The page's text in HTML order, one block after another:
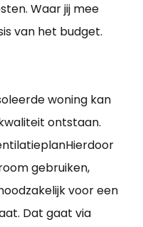
Waar jij mee
van het budget.
woning kan
ontstaan.
gebruiken,
voor een
Dat gaat via